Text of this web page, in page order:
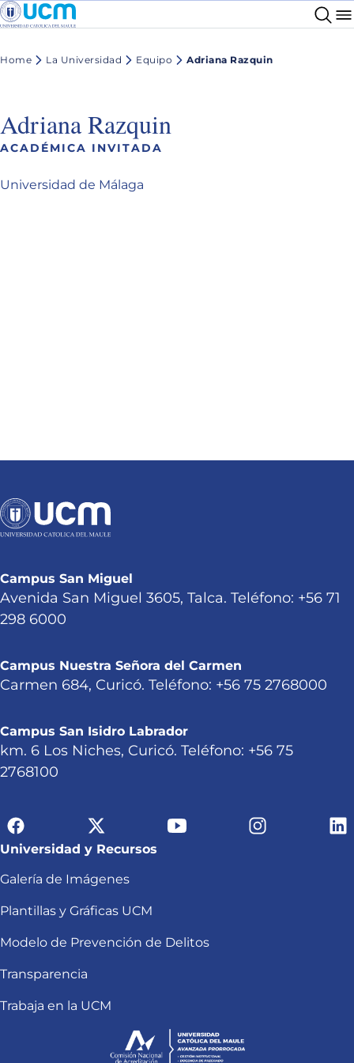
Home La Universidad Equipo Adriana Razquin
Adriana Razquin
ACADÉMICA INVITADA
Universidad de Málaga
Campus San Miguel
Avenida San Miguel 3605, Talca. Teléfono: +56 71
298 6000
Campus Nuestra Señora del Carmen
Carmen 684, Curicó. Teléfono: +56 75 2768000
Campus San Isidro Labrador
km. 6 Los Niches, Curicó. Teléfono: +56 75
2768100
Universidad y Recursos
Galería de Imágenes
Plantillas y Gráficas UCM
Modelo de Prevención de Delitos
Transparencia
Trabaja en la UCM